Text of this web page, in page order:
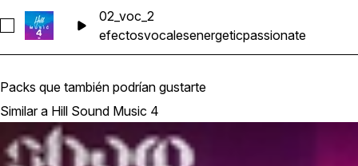
Seleccionar 02_voc_2
02_voc_2
efectosvocalesenergeticpassionate
Packs que también podrían gustarte
Similar a Hill Sound Music 4